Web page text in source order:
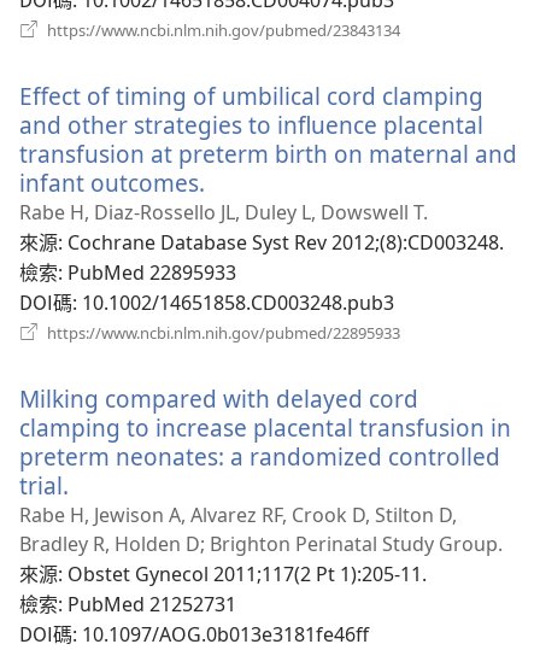
https://www.ncbi.nlm.nih.gov/pubmed/23843134
視
窗）
Effect of timing of umbilical cord clamping
and other strategies to influence placental
transfusion at preterm birth on maternal and
infant outcomes.
啟
新
視
窗）
Rabe H, Diaz-Rossello JL, Duley L, Dowswell T.
來源‎: Cochrane Database Syst Rev 2012;(8):CD003248.
檢索‎: PubMed 22895933
DOI碼‎: 10.1002/14651858.CD003248.pub3
https://www.ncbi.nlm.nih.gov/pubmed/22895933
視
窗）
Milking compared with delayed cord
clamping to increase placental transfusion in
preterm neonates: a randomized controlled
trial.
啟
新
視
窗）
Rabe H, Jewison A, Alvarez RF, Crook D, Stilton D,
Bradley R, Holden D; Brighton Perinatal Study Group.
來源‎: Obstet Gynecol 2011;117(2 Pt 1):205-11.
檢索‎: PubMed 21252731
DOI碼‎: 10.1097/AOG.0b013e3181fe46ff